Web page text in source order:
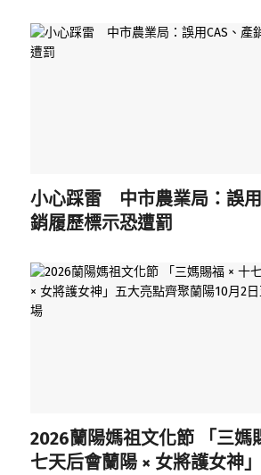
小心踩雷 中市農業局：誤用
銷履歷標示恐遭罰
2026蘭陽媽祖文化節 「三媽
七天后會蘭陽 × 女將護女神